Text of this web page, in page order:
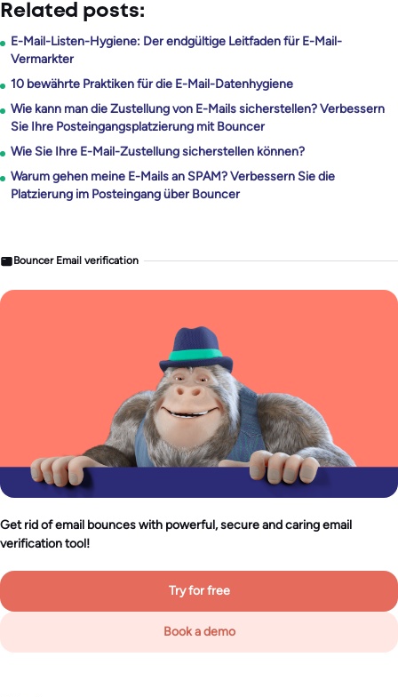
Related posts:
E-Mail-Listen-Hygiene: Der endgültige Leitfaden für E-Mail-
Vermarkter
10 bewährte Praktiken für die E-Mail-Datenhygiene
Wie kann man die Zustellung von E-Mails sicherstellen? Verbessern
Sie Ihre Posteingangsplatzierung mit Bouncer
Wie Sie Ihre E-Mail-Zustellung sicherstellen können?
Warum gehen meine E-Mails an SPAM? Verbessern Sie die
Platzierung im Posteingang über Bouncer
Bouncer Email verification
Get rid of email bounces with powerful, secure and caring email
verification tool!
Try for free
Book a demo